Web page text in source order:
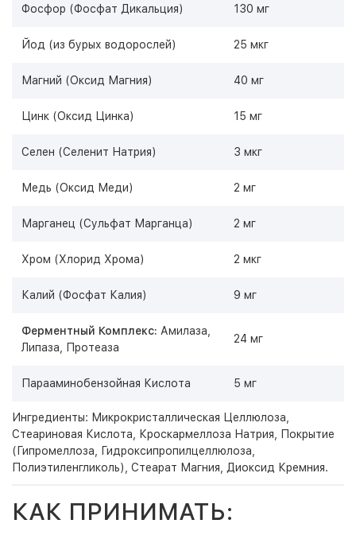
Фосфор (Фосфат Дикальция) 130 мг
Йод (из бурых водорослей) 25 мкг
Магний (Оксид Магния) 40 мг
Цинк (Оксид Цинка) 15 мг
Селен (Селенит Натрия) 3 мкг
Медь (Оксид Меди) 2 мг
Марганец (Сульфат Марганца) 2 мг
Хром (Хлорид Хрома) 2 мкг
Калий (Фосфат Калия) 9 мг
Ферментный Комплекс: Амилаза,
Липаза, Протеаза
24 мг
Парааминобензойная Кислота 5 мг
Ингредиенты: Микрокристаллическая Целлюлоза,
Стеариновая Кислота, Кроскармеллоза Натрия, Покрытие
(Гипромеллоза, Гидроксипропилцеллюлоза,
Полиэтиленгликоль), Стеарат Магния, Диоксид Кремния.
КАК ПРИНИМАТЬ: